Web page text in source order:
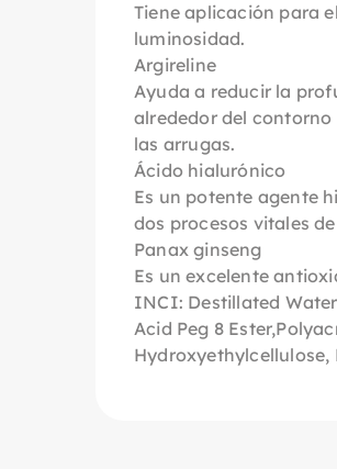
Tiene aplicación para
luminosidad.
Argireline
Ayuda a reducir la
alrededor del
las arrugas.
Ácido hialurónico
Es un potente agente
dos procesos vitales
Panax ginseng
Es un excelente
INCI: Destillated
Acid Peg 8
Hydroxyethylcellulose,